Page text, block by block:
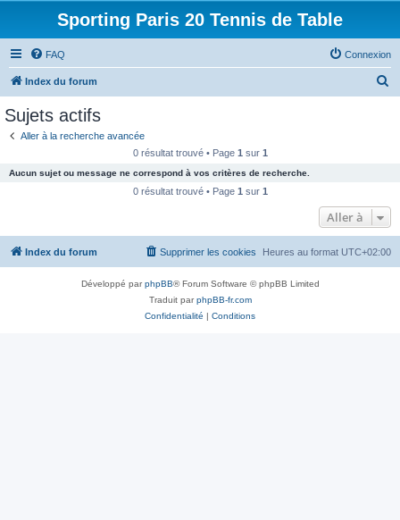
Sporting Paris 20 Tennis de Table
FAQ Connexion
Index du forum
c
e
Sujets actifs
Aller à la recherche avancée
0 résultat trouvé • Page 1 sur 1
Aucun sujet ou message ne correspond à vos critères de recherche.
0 résultat trouvé • Page 1 sur 1
Aller à
Index du forum Heures au format UTC+02:00
Supprimer les cookies
Développé parphpBB® Forum Software © phpBB Limited
Traduit parphpBB-fr.com
Confidentialité | Conditions